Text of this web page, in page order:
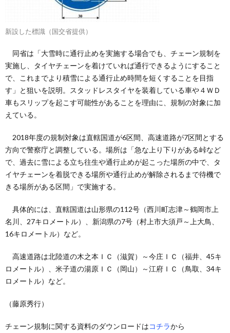
新設した標識（国交省提供）
同省は「大雪時に通行止めを実施する場合でも、チェーン規制を
実施し、タイヤチェーンを着けていれば通行できるようにすること
で、これまでより積雪による通行止め時間を短くすることを目指
す」と狙いを説明。スタッドレスタイヤを装着している車や４ＷＤ
車もスリップを起こす可能性があることを理由に、規制の対象に加
えている。
2018年度の規制対象は直轄国道が6区間、高速道路が7区間とする
方向で警察庁と調整している。場所は「急な上り下りがある峠など
で、過去に雪による立ち往生や通行止めが起こった場所の中で、タ
イヤチェーンを着脱できる場所や通行止めが解除されるまで待機で
きる場所がある区間」で実施する。
具体的には、直轄国道は山形県の112号（西川町志津～鶴岡市上
名川、27キロメートル）、新潟県の7号（村上市大須戸～上大鳥、
16キロメートル）など。
高速道路は北陸道の木之本ＩＣ（滋賀）～今庄ＩＣ（福井、45キ
ロメートル）、米子道の湯原ＩＣ（岡山）～江府ＩＣ（鳥取、34キ
ロメートル）など。
（藤原秀行）
チェーン規制に関する資料のダウンロードはコチラから